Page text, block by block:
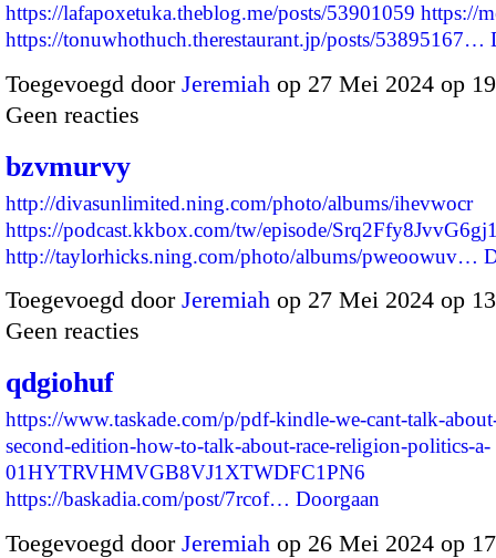
https://lafapoxetuka.theblog.me/posts/53901059 https://
https://tonuwhothuch.therestaurant.jp/posts/53895167…
Toegevoegd door Jeremiah op 27 Mei 2024 op
Geen reacties
bzvmurvy
http://divasunlimited.ning.com/photo/albums/ihevwocr
https://podcast.kkbox.com/tw/episode/
http://taylorhicks.ning.com/photo/albums/pweoowuv…
Toegevoegd door Jeremiah op 27 Mei 2024 op
Geen reacties
qdgiohuf
https://www.taskade.com/p/pdf-kindle-we-cant-talk-
second-edition-how-to-talk-about-race-religion-politics-a-
01HYTRVHMVGB8VJ1XTWDFC1PN6
https://baskadia.com/post/7rcof… Doorgaan
Toegevoegd door Jeremiah op 26 Mei 2024 op